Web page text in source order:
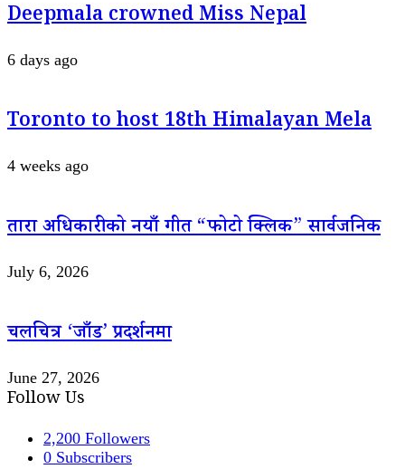
Deepmala crowned Miss Nepal
6 days ago
Toronto to host 18th Himalayan Mela
4 weeks ago
तारा अधिकारीको नयाँ गीत “फोटो क्लिक” सार्वजनिक
July 6, 2026
चलचित्र ‘जाँड’ प्रदर्शनमा
June 27, 2026
Follow Us
2,200 Followers
0 Subscribers